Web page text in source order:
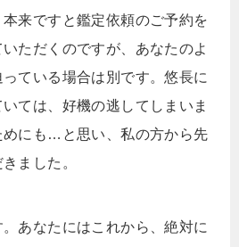
来ですと鑑定依頼のご予約を
ただくのですが、あなたのよ
ている場合は別です。悠長に
ては、好機の逃してしまいま
めにも…と思い、私の方から先
ました。
あなたにはこれから、絶対に